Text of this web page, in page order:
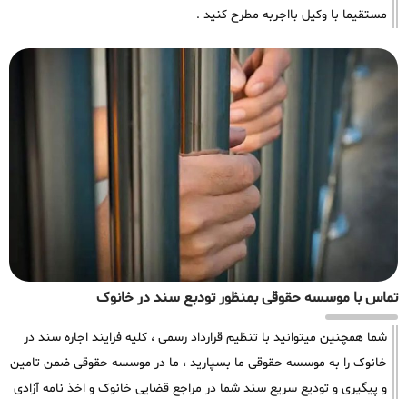
مستقیما با وکیل بااجربه مطرح کنید .
تماس با موسسه حقوقی بمنظور تودبع سند در خانوک
شما همچنین میتوانید با تنظیم قرارداد رسمی ، کلیه فرایند اجاره سند در
خانوک را به موسسه حقوقی ما بسپارید ، ما در موسسه حقوقی ضمن تامین
و پیگیری و تودیع سریع سند شما در مراجع قضایی خانوک و اخذ نامه آزادی